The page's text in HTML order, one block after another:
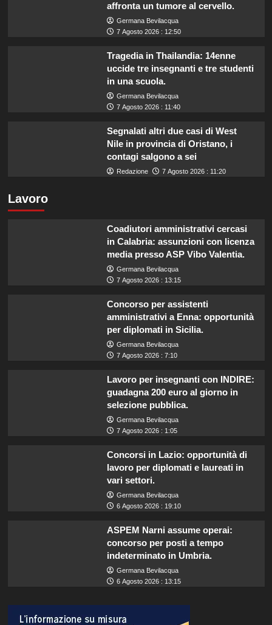
affronta un tumore al cervello.
Germana Bevilacqua
7 Agosto 2026 : 12:50
Tragedia in Thailandia: 14enne
uccide tre insegnanti e tre studenti
in una scuola.
Germana Bevilacqua
7 Agosto 2026 : 11:40
Segnalati altri due casi di West
Nile in provincia di Oristano, i
contagi salgono a sei
Redazione 7 Agosto 2026 : 11:20
Lavoro
Coadiutori amministrativi cercasi
in Calabria: assunzioni con licenza
media presso ASP Vibo Valentia.
Germana Bevilacqua
7 Agosto 2026 : 13:15
Concorso per assistenti
amministrativi a Enna: opportunità
per diplomati in Sicilia.
Germana Bevilacqua
7 Agosto 2026 : 7:10
Lavoro per insegnanti con INDIRE:
guadagna 200 euro al giorno in
selezione pubblica.
Germana Bevilacqua
7 Agosto 2026 : 1:05
Concorsi in Lazio: opportunità di
lavoro per diplomati e laureati in
vari settori.
Germana Bevilacqua
6 Agosto 2026 : 19:10
ASPEM Narni assume operai:
concorso per posti a tempo
indeterminato in Umbria.
Germana Bevilacqua
6 Agosto 2026 : 13:15